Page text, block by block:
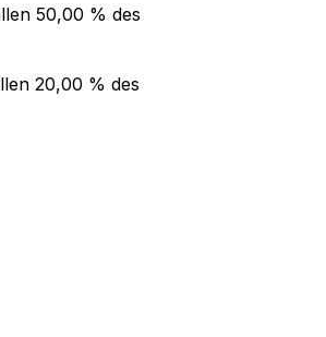
50,00 % des
20,00 % des